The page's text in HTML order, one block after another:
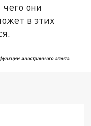
они
в этих
иностранного агента.